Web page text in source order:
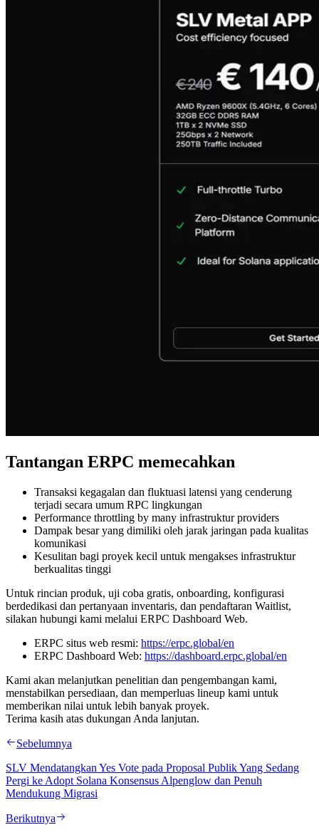
Tantangan ERPC memecahkan
Transaksi kegagalan dan fluktuasi latensi yang cenderung
terjadi secara umum RPC lingkungan
Performance throttling by many infrastruktur providers
Dampak besar yang dimiliki oleh jarak jaringan pada kualitas
komunikasi
Kesulitan bagi proyek kecil untuk mengakses infrastruktur
berkualitas tinggi
Untuk rincian produk, uji coba gratis, onboarding, konfigurasi
berdedikasi dan pertanyaan inventaris, dan pendaftaran Waitlist,
silakan hubungi kami melalui ERPC Dashboard Web.
ERPC situs web resmi: https://erpc.global/en
ERPC Dashboard Web: https://dashboard.erpc.global/en
Kami akan melanjutkan penelitian dan pengembangan kami,
menstabilkan persediaan, dan memperluas lineup kami untuk
memberikan nilai untuk lebih banyak proyek.
Terima kasih atas dukungan Anda lanjutan.
Sebelumnya
SLV Mendatangkan Yes Vote pada Proposal Publik Yang Sedang
Pergi ke Adopt Solana Konsensus Alpenglow dan Penuh
Mendukung Migrasi
Berikutnya